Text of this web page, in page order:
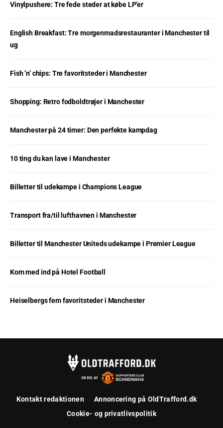
Vinylpushere: Tre fede steder at købe LP’er
English Breakfast: Tre morgenmadsrestauranter i Manchester til
ug
Fish ’n’ chips: Tre favoritsteder i Manchester
Shopping: Retro fodboldtrøjer i Manchester
Manchester på 24 timer: Den perfekte kampdag
10 ting du kan lave i Manchester
Billetter til udekampe i Champions League
Transport fra/til lufthavnen i Manchester
Billetter til Manchester Uniteds udekampe i Premier League
Kom med ind på Hotel Football
Heiselbergs fem favoritsteder i Manchester
Kontakt redaktionen
Annoncering på OldTrafford.dk
Cookie- og privatlivspolitik